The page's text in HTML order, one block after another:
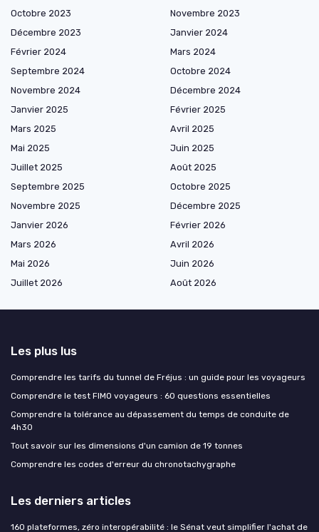
Octobre 2023
Novembre 2023
Décembre 2023
Janvier 2024
Février 2024
Mars 2024
Septembre 2024
Octobre 2024
Novembre 2024
Décembre 2024
Janvier 2025
Février 2025
Mars 2025
Avril 2025
Mai 2025
Juin 2025
Juillet 2025
Août 2025
Septembre 2025
Octobre 2025
Novembre 2025
Décembre 2025
Janvier 2026
Février 2026
Mars 2026
Avril 2026
Mai 2026
Juin 2026
Juillet 2026
Août 2026
Les plus lus
Comprendre les tarifs du tunnel de Fréjus : un guide pour les voyageurs
Comprendre le test FIMO voyageurs : 60 questions essentielles
Comprendre la tolérance au dépassement du temps de conduite de
4h30
Tout savoir sur les dimensions d'un camion de 19 tonnes
Comprendre les codes d'erreur du chronotachygraphe
Les derniers articles
160 plateformes, zéro interopérabilité : le Sénat veut simplifier l'achat de